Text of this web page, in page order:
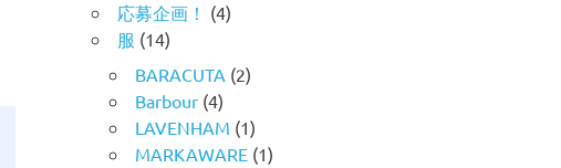
応募企画！ (4)
服 (14)
BARACUTA (2)
Barbour (4)
LAVENHAM (1)
MARKAWARE (1)